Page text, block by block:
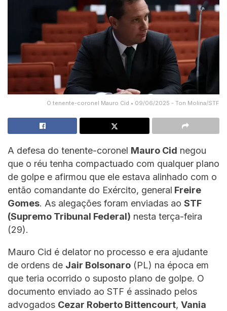
O tenente-coronel Mauro Cid • 09/06/2025 - Ton Molina/STF
A defesa do tenente-coronel Mauro Cid negou
que o réu tenha compactuado com qualquer plano
de golpe e afirmou que ele estava alinhado com o
então comandante do Exército, general Freire
Gomes. As alegações foram enviadas ao STF
(Supremo Tribunal Federal) nesta terça-feira
(29).
Mauro Cid é delator no processo e era ajudante
de ordens de Jair Bolsonaro (PL) na época em
que teria ocorrido o suposto plano de golpe. O
documento enviado ao STF é assinado pelos
advogados Cezar Roberto Bittencourt, Vania